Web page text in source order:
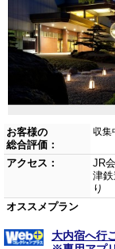
お客様の
総合評価：
収集
アクセス：
JR
津
り
オススメプラン
大内宿へ行